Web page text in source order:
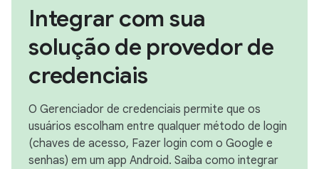
Integrar com sua
solução de provedor de
credenciais
O Gerenciador de credenciais permite que os
usuários escolham entre qualquer método de login
(chaves de acesso, Fazer login com o Google e
senhas) em um app Android. Saiba como integrar